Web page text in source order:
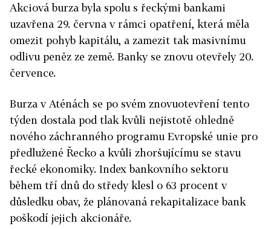
Akciová burza byla spolu s řeckými bankami
uzavřena 29. června v rámci opatření, která měla
omezit pohyb kapitálu, a zamezit tak masivnímu
odlivu peněz ze země. Banky se znovu otevřely 20.
července.
Burza v Aténách se po svém znovuotevření tento
týden dostala pod tlak kvůli nejistotě ohledně
nového záchranného programu Evropské unie pro
předlužené Řecko a kvůli zhoršujícímu se stavu
řecké ekonomiky. Index bankovního sektoru
během tří dnů do středy klesl o 63 procent v
důsledku obav, že plánovaná rekapitalizace bank
poškodí jejich akcionáře.